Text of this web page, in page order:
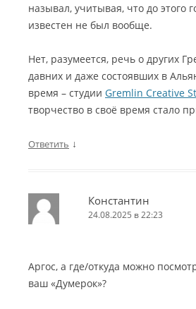
называл, учитывая, что до этого
известен не был вообще.
Нет, разумеется, речь о других
давних и даже состоявших в
время – студии Gremlin Creative
творчество в своё время стало
Ответить ↓
Константин
24.08.2025 в 22:23
Аргос, а где/откуда можно
ваш «Думерок»?